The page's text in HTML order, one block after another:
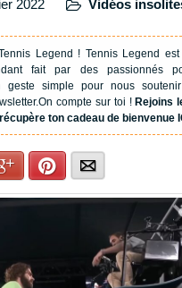
2022 Vidéos
Legend ! Tennis Legend
fait par des passionnés
geste simple pour nous
On compte sur toi !Rejoins
ton cadeau de bienvenue
Google+Pinterest